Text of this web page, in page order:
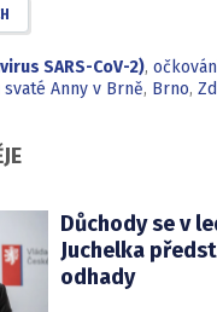
SARS-CoV-2),
Anny v Brně, Brno,
Důchody se v
Juchelka
odhady